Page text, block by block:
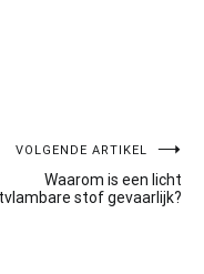
VOLGENDE ARTIKEL
Waarom is een licht
stof gevaarlijk?